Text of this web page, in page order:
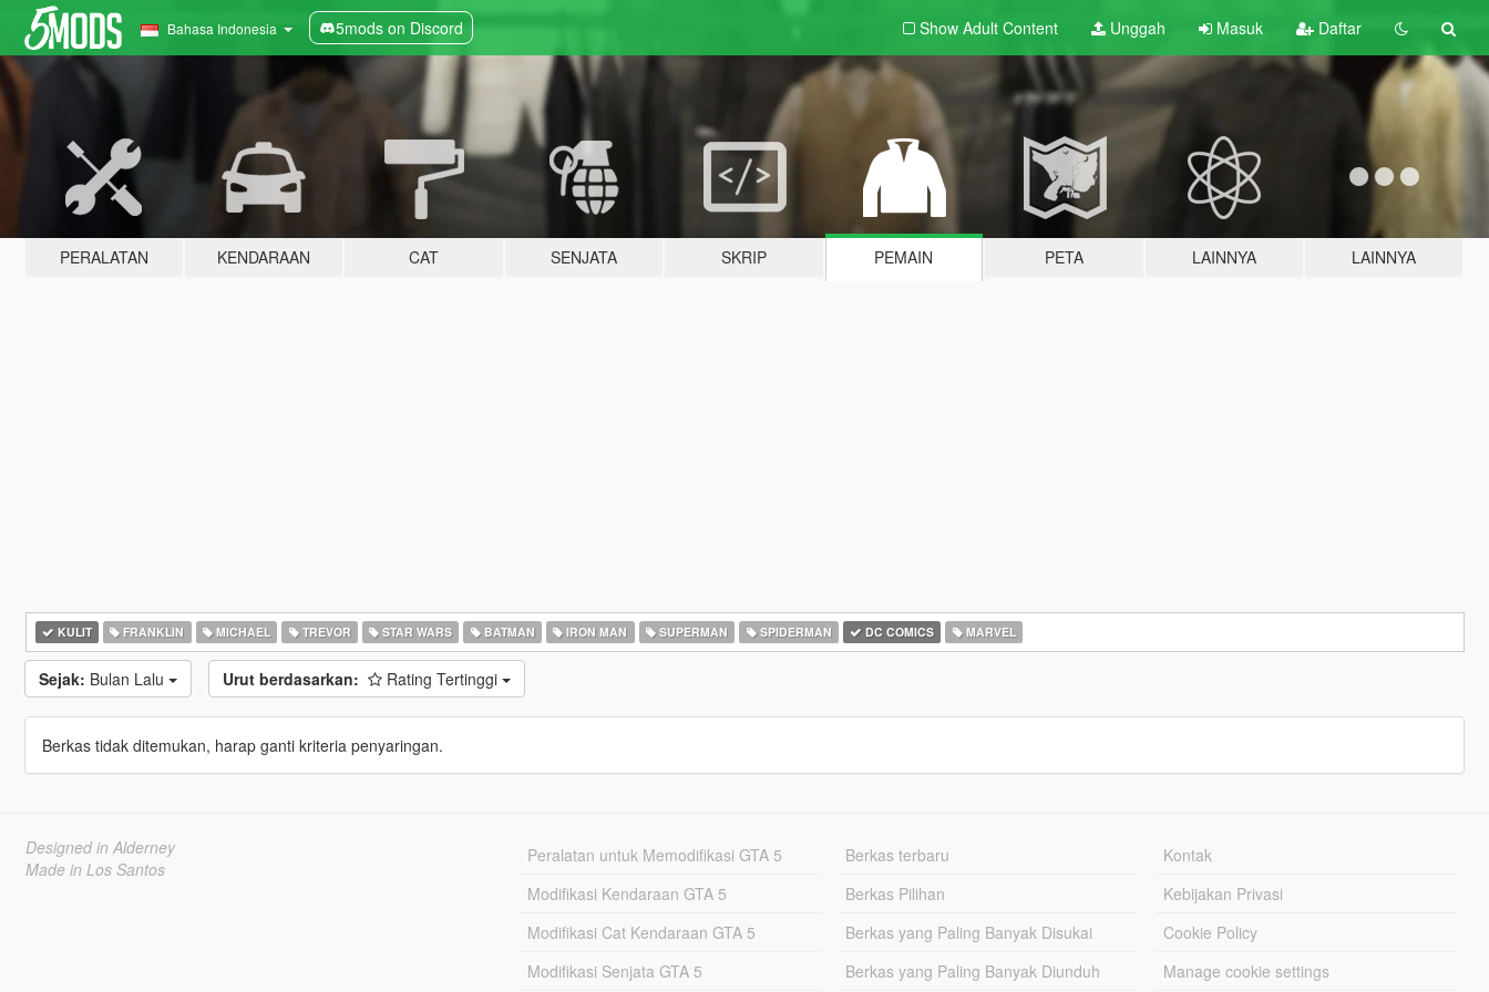
Bahasa Indonesia 5mods on Discord Show Adult Content Unggah Masuk Daftar
PERALATAN KENDARAAN CAT SENJATA SKRIP PEMAIN PETA LAINNYA LAINNYA
KULIT FRANKLIN MICHAEL TREVOR STAR WARS BATMAN IRON MAN SUPERMAN SPIDERMAN DC COMICS MARVEL
Sejak: Bulan Lalu Urut berdasarkan: Rating Tertinggi
Berkas tidak ditemukan, harap ganti kriteria penyaringan.
Designed in Alderney
Made in Los Santos
Peralatan untuk Memodifikasi GTA 5
Modifikasi Kendaraan GTA 5
Modifikasi Cat Kendaraan GTA 5
Modifikasi Senjata GTA 5
Berkas terbaru
Berkas Pilihan
Berkas yang Paling Banyak Disukai
Berkas yang Paling Banyak Diunduh
Kontak
Kebijakan Privasi
Cookie Policy
Manage cookie settings